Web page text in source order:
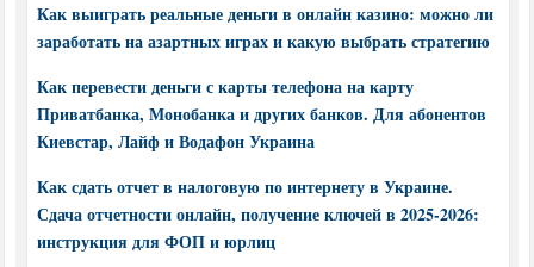
Как выиграть реальные деньги в онлайн казино: можно ли
заработать на азартных играх и какую выбрать стратегию
Как перевести деньги с карты телефона на карту
Приватбанка, Монобанка и других банков. Для абонентов
Киевстар, Лайф и Водафон Украина
Как сдать отчет в налоговую по интернету в Украине.
Сдача отчетности онлайн, получение ключей в 2025-2026:
инструкция для ФОП и юрлиц